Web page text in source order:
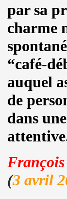
par sa
charme
“café-
auquel
de
dans
(3 avril
Duvall", "39 de
("Les
auteur de
de
kif" (2017) +
TOUR"
Jacques
CLASH